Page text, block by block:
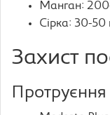
Манган:
Сірка: 30-50
Захист
Протруєння